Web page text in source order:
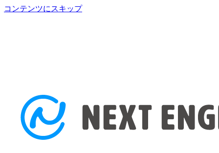
コンテンツにスキップ